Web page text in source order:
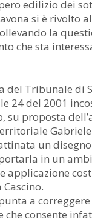
edilizio dei
si è rivolto
la
che sta
del Tribunale di
24 del 2001
su proposta
Gabriele
un disegno
in un
applicazione
a
consente